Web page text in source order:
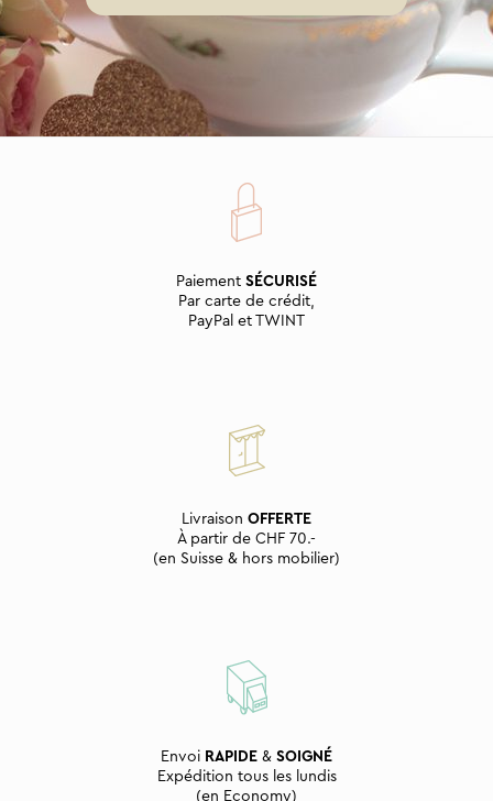
Paiement SÉCURISÉ
Par carte de crédit,
PayPal et TWINT
Livraison OFFERTE
À partir de CHF 70.-
(en Suisse & hors mobilier)
Envoi RAPIDE & SOIGNÉ
Expédition tous les lundis
(en Economy)